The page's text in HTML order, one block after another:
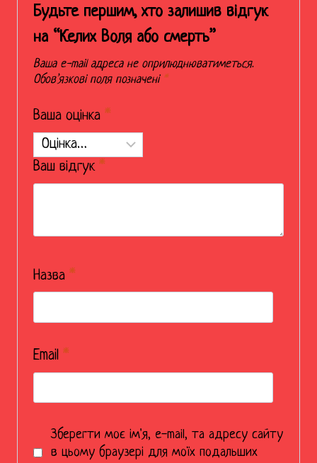
Будьте першим, хто залишив відгук
на “Келих Воля або смерть”
Ваша e-mail адреса не оприлюднюватиметься.
Обов’язкові поля позначені *
Ваша оцінка *
Ваш відгук *
Назва *
Email *
Зберегти моє ім'я, e-mail, та адресу сайту
в цьому браузері для моїх подальших